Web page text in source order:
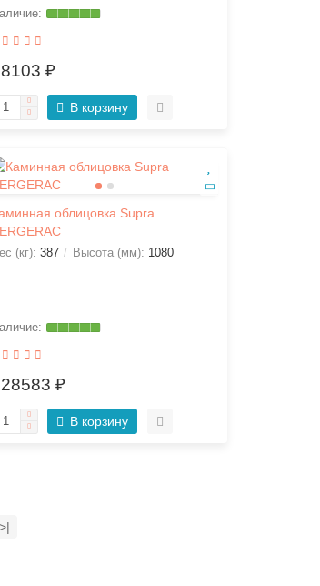
₽
В корзину
облицовка Supra
(кг): 387 Высота (мм): 1080
₽
В корзину
>|